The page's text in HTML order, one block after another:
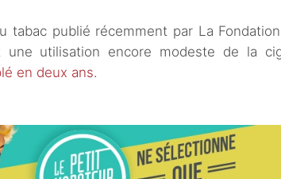
tabac publié récemment par La
une utilisation encore modeste de la
en deux ans.